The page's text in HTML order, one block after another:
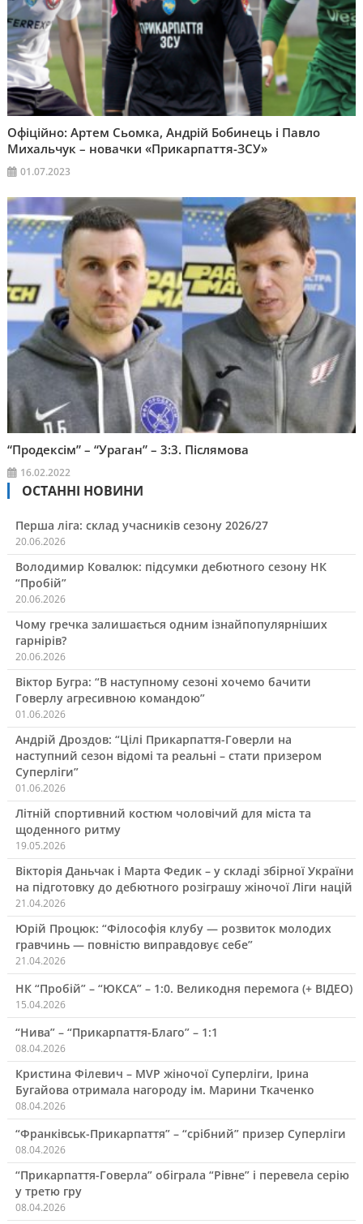
Офіційно: Артем Сьомка, Андрій Бобинець і Павло
Михальчук – новачки «Прикарпаття-ЗСУ»
01.07.2023
“Продексім” – “Ураган” – 3:3. Післямова
16.02.2022
ОСТАННІ НОВИНИ
Перша ліга: склад учасників сезону 2026/27
20.06.2026
Володимир Ковалюк: підсумки дебютного сезону НК
“Пробій”
20.06.2026
Чому гречка залишається одним ізнайпопулярніших
гарнірів?
20.06.2026
Віктор Бугра: “В наступному сезоні хочемо бачити
Говерлу агресивною командою”
01.06.2026
Андрій Дроздов: “Цілі Прикарпаття-Говерли на
наступний сезон відомі та реальні – стати призером
Суперліги”
01.06.2026
Літній спортивний костюм чоловічий для міста та
щоденного ритму
19.05.2026
Вікторія Даньчак і Марта Федик – у складі збірної України
на підготовку до дебютного розіграшу жіночої Ліги націй
21.04.2026
Юрій Процюк: “Філософія клубу — розвиток молодих
гравчинь — повністю виправдовує себе”
21.04.2026
НК “Пробій” – “ЮКСА” – 1:0. Великодня перемога (+ ВІДЕО)
15.04.2026
“Нива” – “Прикарпаття-Благо” – 1:1
08.04.2026
Кристина Філевич – MVP жіночої Суперліги, Ірина
Бугайова отримала нагороду ім. Марини Ткаченко
08.04.2026
“Франківськ-Прикарпаття” – “срібний” призер Суперліги
08.04.2026
“Прикарпаття-Говерла” обіграла “Рівне” і перевела серію
у третю гру
08.04.2026